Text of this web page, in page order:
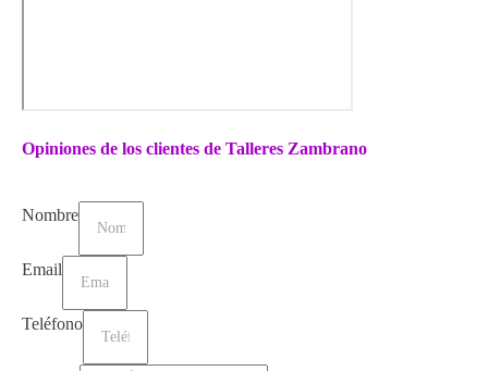
Opiniones de los clientes de Talleres Zambrano
Nombre
Email
Teléfono